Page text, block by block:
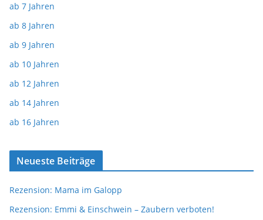
ab 7 Jahren
ab 8 Jahren
ab 9 Jahren
ab 10 Jahren
ab 12 Jahren
ab 14 Jahren
ab 16 Jahren
Neueste Beiträge
Rezension: Mama im Galopp
Rezension: Emmi & Einschwein – Zaubern verboten!